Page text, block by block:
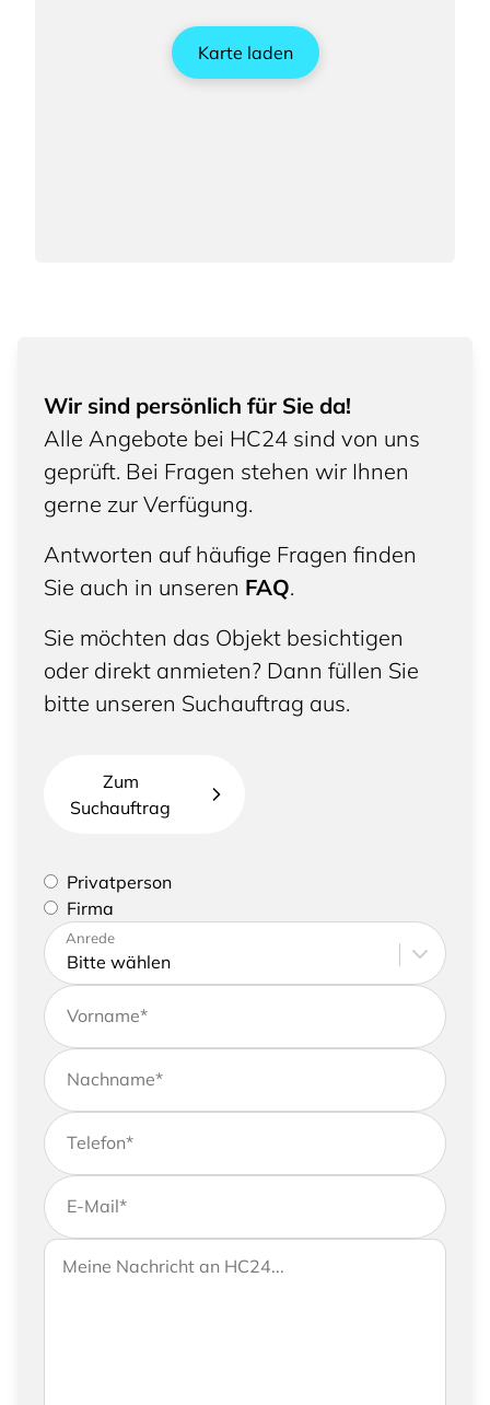
Karte laden
Wir sind persönlich für Sie da!
Alle Angebote bei HC24 sind von uns
geprüft. Bei Fragen stehen wir Ihnen
gerne zur Verfügung.
Antworten auf häufige Fragen finden
Sie auch in unseren FAQ.
Sie möchten das Objekt besichtigen
oder direkt anmieten? Dann füllen Sie
bitte unseren Suchauftrag aus.
Zum
Suchauftrag
Bitte geben Sie an, ob Sie eine Privatperson sind
oder eine Firma vertreten
Privatperson
Firma
Bitte tragen Sie Ihre Adresse sowie
Kontaktdaten ein
Anrede
Vorname*
Nachname*
Telefon*
E-Mail*
Wenn Sie uns weitere Informationen zukommen
lassen möchten, können Sie Ihrer Anfrage gerne
Ihre Nachricht an HC24